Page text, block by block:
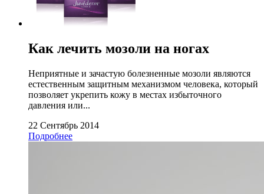
Как лечить мозоли на ногах
Неприятные и зачастую болезненные мозоли являются
естественным защитным механизмом человека, который
позволяет укрепить кожу в местах избыточного
давления или...
22 Сентябрь 2014
Подробнее